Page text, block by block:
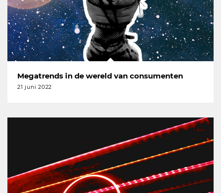
Megatrends in de wereld van consumenten
21 juni 2022